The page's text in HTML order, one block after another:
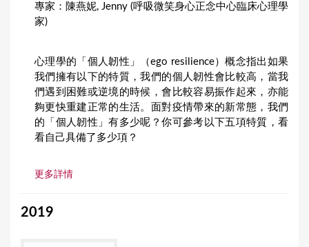
專家：陳燕妮, Jenny (呼吸微笑身心正念中心臨床心理學
家)
心理學的「個人韌性」（ego resilience）概念指出如果
我們擁有以下的特質，我們的個人韌性會比較高，當我
們遇到困難或逆境的時候，會比較容易振作起來，亦能
夠更快重建正常的生活。面對疫情帶來的新常態，我們
的「個人韌性」有多少呢？你可參考以下五項特質，看
看自己具備了多少項？
更多詳情
2019